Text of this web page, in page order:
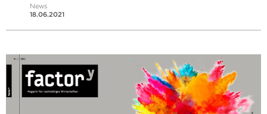
News
18.06.2021